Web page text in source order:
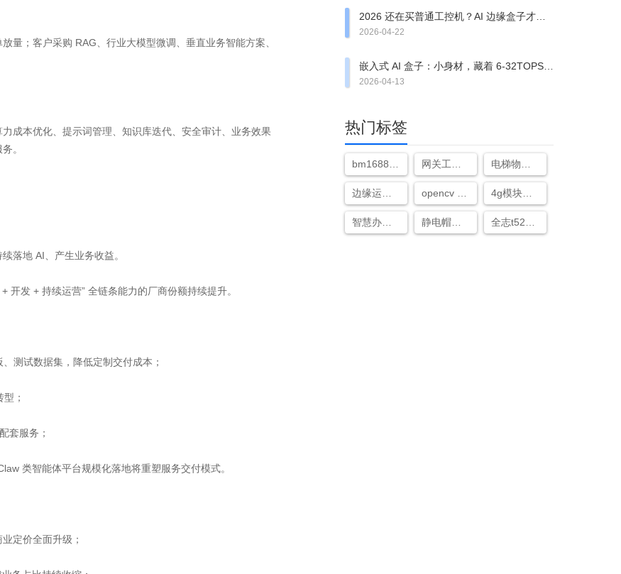
量；客户采购 RAG、行业大模型微调、垂直业务智能方案、
成本优化、提示词管理、知识库迭代、安全审计、业务效果
。
落地 AI、产生业务收益。
开发 + 持续运营” 全链条能力的厂商份额持续提升。
测试数据集，降低定制交付成本；
；
套服务；
类智能体平台规模化落地将重塑服务交付模式。
定价全面升级；
2026 还在买普通工控机？AI 边缘盒子才是
主流
2026-04-22
嵌入式 AI 盒子：小身材，藏着 6-32TOPS
的边缘超级大脑！
2026-04-13
热门标签